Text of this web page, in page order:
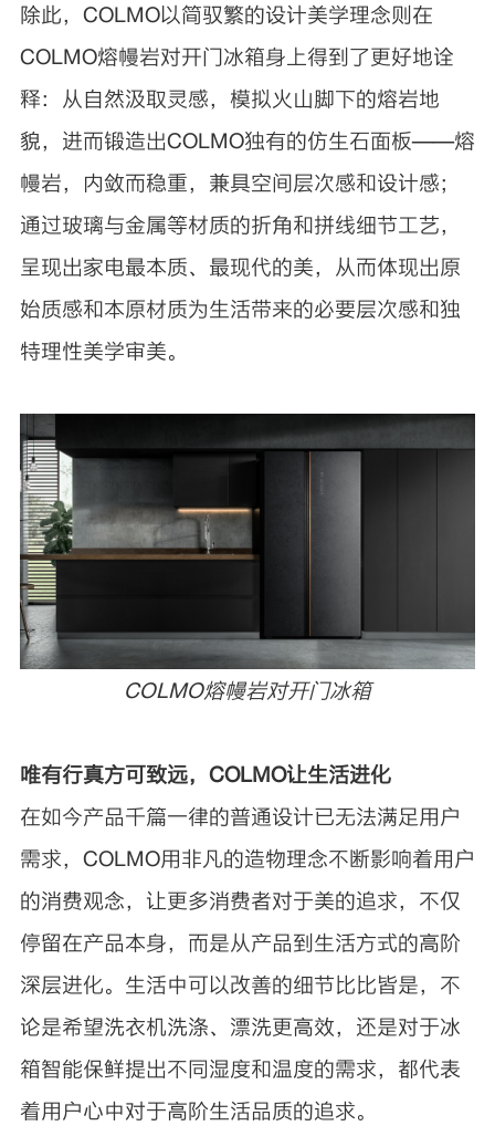
除此，COLMO以简驭繁的设计美学理念则在
COLMO熔幔岩对开门冰箱身上得到了更好地诠
释：从自然汲取灵感，模拟火山脚下的熔岩地
貌，进而锻造出COLMO独有的仿生石面板——熔
幔岩，内敛而稳重，兼具空间层次感和设计感；
通过玻璃与金属等材质的折角和拼线细节工艺，
呈现出家电最本质、最现代的美，从而体现出原
始质感和本原材质为生活带来的必要层次感和独
特理性美学审美。
COLMO熔幔岩对开门冰箱
唯有行真方可致远，COLMO让生活进化
在如今产品千篇一律的普通设计已无法满足用户
需求，COLMO用非凡的造物理念不断影响着用户
的消费观念，让更多消费者对于美的追求，不仅
停留在产品本身，而是从产品到生活方式的高阶
深层进化。生活中可以改善的细节比比皆是，不
论是希望洗衣机洗涤、漂洗更高效，还是对于冰
箱智能保鲜提出不同湿度和温度的需求，都代表
着用户心中对于高阶生活品质的追求。